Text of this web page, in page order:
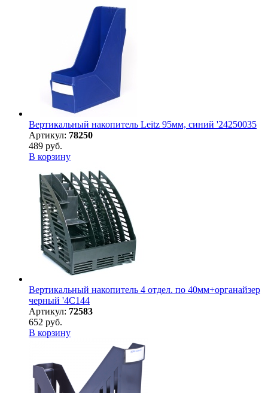
Вертикальный накопитель Leitz 95мм, синий '24250035
Артикул: 78250
489 руб.
В корзину
Вертикальный накопитель 4 отдел. по 40мм+органайзер
черный '4C144
Артикул: 72583
652 руб.
В корзину